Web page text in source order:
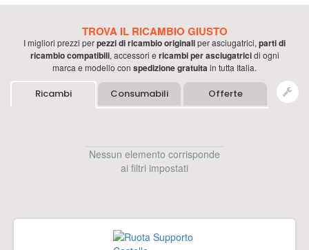
TROVA IL RICAMBIO GIUSTO
I migliori prezzi perpezzi di ricambio originaliperasciugatrici, parti di
ricambio compatibili, accessori e ricambi perasciugatricidi ogni
marca e modello con spedizione gratuitain tutta Italia.
Ricambi Consumabili Offerte
Nessun elemento corrisponde
ai filtri impostati